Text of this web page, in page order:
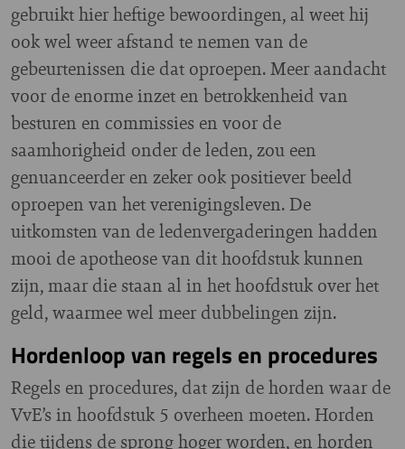
gebruikt hier heftige bewoordingen, al weet hij
ook wel weer afstand te nemen van de
gebeurtenissen die dat oproepen. Meer aandacht
voor de enorme inzet en betrokkenheid van
besturen en commissies en voor de
saamhorigheid onder de leden, zou een
genuanceerder en zeker ook positiever beeld
oproepen van het verenigingsleven. De
uitkomsten van de ledenvergaderingen hadden
mooi de apotheose van dit hoofdstuk kunnen
zijn, maar die staan al in het hoofdstuk over het
geld, waarmee wel meer dubbelingen zijn.
Hordenloop van regels en procedures
Regels en procedures, dat zijn de horden waar de
VvE’s in hoofdstuk 5 overheen moeten. Horden
die tijdens de sprong hoger worden, en horden